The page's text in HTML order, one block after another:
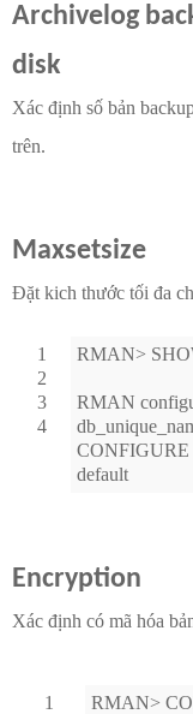
Archivelog
disk
Xác định số bản
trên.
Maxsetsize
Đặt kich thước tối đa
1
2
3
4
RMAN>
RMAN
default
Encryption
Xác định có mã hóa
1
RMAN>